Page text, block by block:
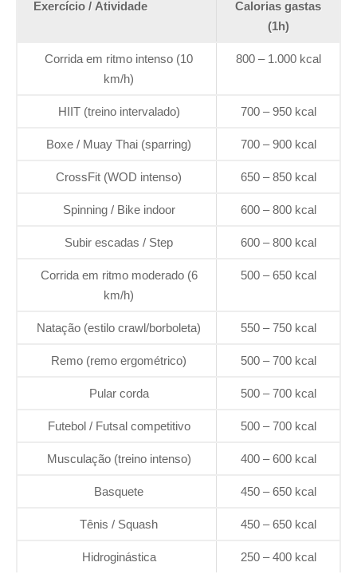
Exercício / Atividade
Calorias gastas
(1h)
Corrida em ritmo intenso (10
km/h)
800 – 1.000 kcal
HIIT (treino intervalado) 700 – 950 kcal
Boxe / Muay Thai (sparring) 700 – 900 kcal
CrossFit (WOD intenso) 650 – 850 kcal
Spinning / Bike indoor 600 – 800 kcal
Subir escadas / Step 600 – 800 kcal
Corrida em ritmo moderado (6
km/h)
500 – 650 kcal
Natação (estilo crawl/borboleta) 550 – 750 kcal
Remo (remo ergométrico) 500 – 700 kcal
Pular corda 500 – 700 kcal
Futebol / Futsal competitivo 500 – 700 kcal
Musculação (treino intenso) 400 – 600 kcal
Basquete 450 – 650 kcal
Tênis / Squash 450 – 650 kcal
Hidroginástica 250 – 400 kcal